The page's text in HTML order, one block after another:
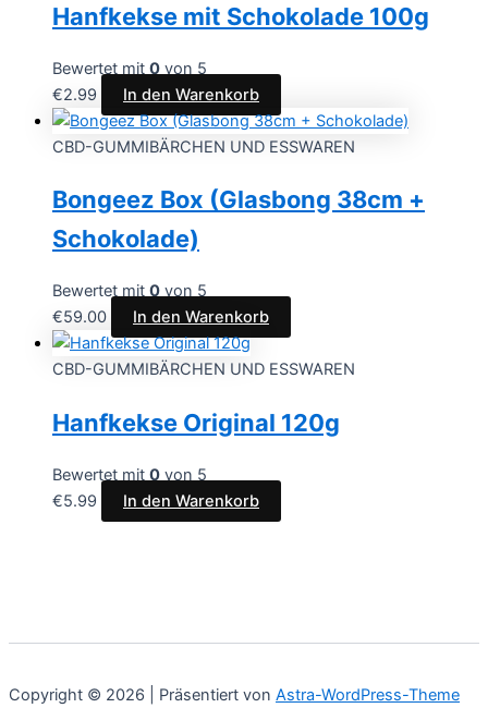
Hanfkekse mit Schokolade 100g
Bewertet mit 0 von 5
€2.99 In den Warenkorb
CBD-GUMMIBÄRCHEN UND ESSWAREN
Bongeez Box (Glasbong 38cm +
Schokolade)
Bewertet mit 0 von 5
€59.00 In den Warenkorb
CBD-GUMMIBÄRCHEN UND ESSWAREN
Hanfkekse Original 120g
Bewertet mit 0 von 5
€5.99 In den Warenkorb
Copyright © 2026 | Präsentiert von Astra-WordPress-Theme